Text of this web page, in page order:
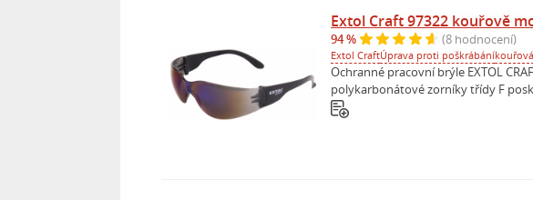
Extol Craft 97322 kouřově
94 % (8 hodnocení)
Extol CraftÚprava proti poškrábáníkouřová
Ochranné pracovní brýle EXTOL
polykarbonátové zorníky třídy F